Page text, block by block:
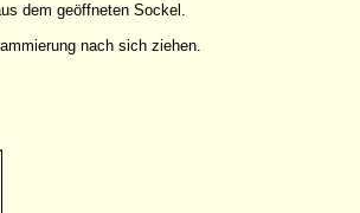
dem geöffneten Sockel.
nach sich ziehen.